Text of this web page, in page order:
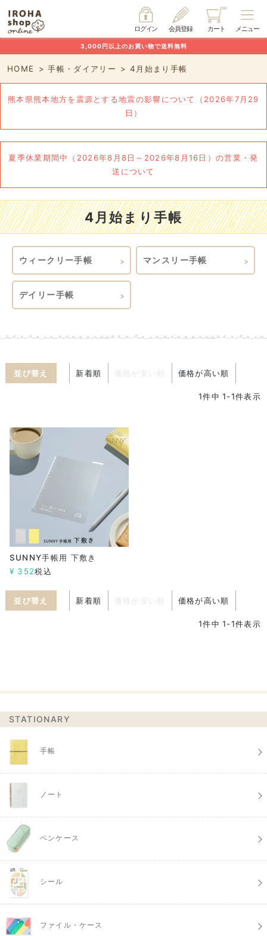
メニュー
カート
会員登録
ログイン
3,000円以上のお買い物で送料無料
HOME 手帳・ダイアリー 4月始まり手帳
熊本県熊本地方を震源とする地震の影響について（2026年7月29
日）
夏季休業期間中（2026年8月8日～2026年8月16日）の営業・発
送について
4月始まり手帳
ウィークリー手帳 マンスリー手帳
デイリー手帳
並び替え 新着順 価格が安い順 価格が高い順
1件中 1-1件表示
SUNNY手帳用 下敷き
¥ 352税込
並び替え 新着順 価格が安い順 価格が高い順
1件中 1-1件表示
STATIONARY
手帳
ノート
ペンケース
シール
ファイル・ケース